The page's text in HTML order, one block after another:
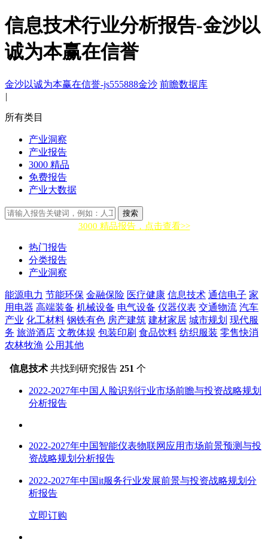
信息技术行业分析报告-金沙以
诚为本赢在信誉
金沙以诚为本赢在信誉-js555888金沙 前瞻数据库
|
所有类目
产业洞察
产业报告
3000 精品
免费报告
产业大数据
搜索
3000 精品报告，点击查看>>
热门报告
分类报告
产业洞察
能源电力 节能环保 金融保险 医疗健康 信息技术 通信电子 家
用电器 高端装备 机械设备 电气设备 仪器仪表 交通物流 汽车
产业 化工材料 钢铁有色 房产建筑 建材家居 城市规划 现代服
务 旅游酒店 文教体娱 包装印刷 食品饮料 纺织服装 零售快消
农林牧渔 公用其他
信息技术 共找到研究报告 251 个
2022-2027年中国 人脸识别 行业市场前瞻与投资战略规划
分析报告
2022-2027年中国智能仪表物联网 应用市场前景预测与投
资战略规划分析报告
2022-2027年中国it服务行业发展前景与投资战略规划分
析报告
立即订购